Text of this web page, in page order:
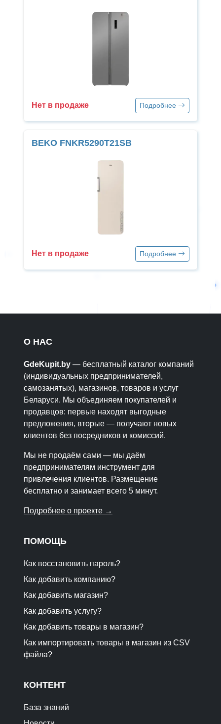
Нет в продаже Подробнее
BEKO FNKR5290T21SB
Нет в продаже Подробнее
О НАС
GdeKupit.by — бесплатный каталог компаний
(индивидуальных предпринимателей,
самозанятых), магазинов, товаров и услуг
Беларуси. Мы объединяем покупателей и
продавцов: первые находят выгодные
предложения, вторые — получают новых
клиентов без посредников и комиссий.
Мы не продаём сами — мы даём
предпринимателям инструмент для
привлечения клиентов. Размещение
бесплатно и занимает всего 5 минут.
Подробнее о проекте →
ПОМОЩЬ
Как восстановить пароль?
Как добавить компанию?
Как добавить магазин?
Как добавить услугу?
Как добавить товары в магазин?
Как импортировать товары в магазин из CSV
файла?
КОНТЕНТ
База знаний